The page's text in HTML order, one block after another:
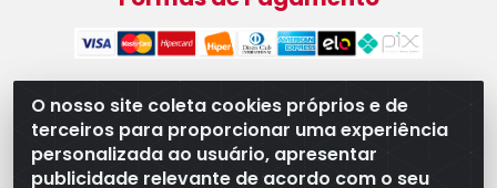
O nosso site coleta cookies próprios e de
terceiros para proporcionar uma experiência
personalizada ao usuário, apresentar
publicidade relevante de acordo com o seu
WB Componentes Automotivos LTDA - CNPJ
08.528.393/0001-12 - Rua do Níquel, 667 - Parque
Oeste Industrial, Goiânia/GO - CEP 74375-660